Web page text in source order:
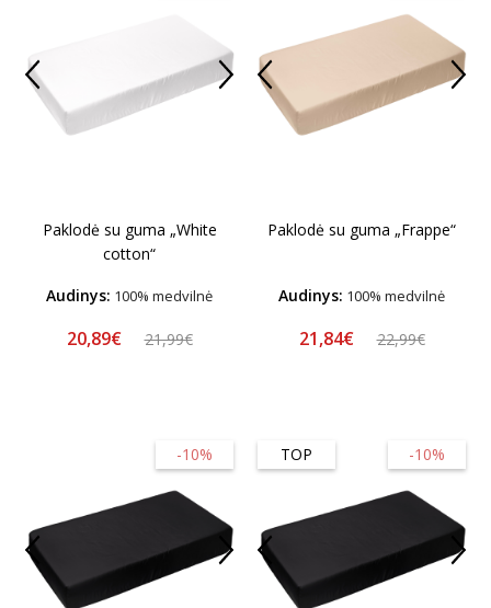
Paklodė su guma „White
cotton“
Audinys: 100% medvilnė
20,89€ 21,99€
Paklodė su guma „Frappe“
Audinys: 100% medvilnė
21,84€ 22,99€
-10% -10%
TOP